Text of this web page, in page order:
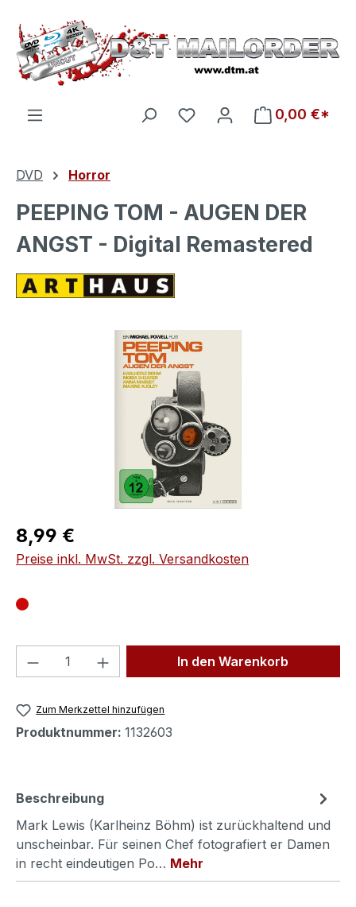
Zum Hauptinhalt springen
Du hast 0 Produkte auf
0,00 €*
DVD Horror
PEEPING TOM - AUGEN DER
ANGST - Digital Remastered
Bildergalerie überspringen
Regulärer Preis:
8,99 €
Preise inkl. MwSt. zzgl. Versandkosten
Produkt Anzahl: Gib denIn den Warenkorb
Zum Merkzettel hinzufügen
Produktnummer: 1132603
Beschreibung
Mark Lewis (Karlheinz Böhm) ist zurückhaltend und
unscheinbar. Für seinen Chef fotografiert er Damen
in recht eindeutigen Po… Mehr